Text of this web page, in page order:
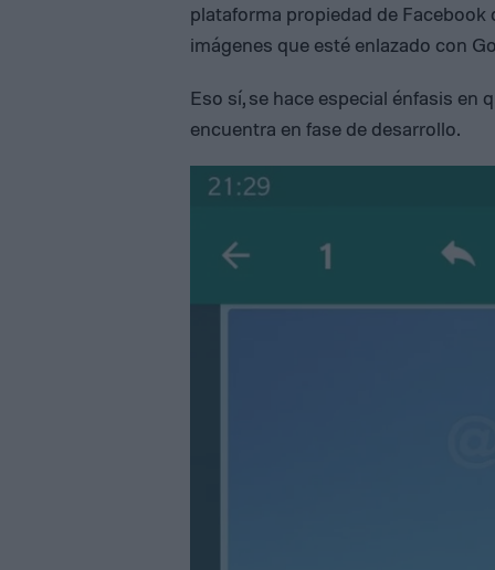
plataforma propiedad de
imágenes que esté enlazado con
Eso sí, se hace especial énfasis en
encuentra en fase de desarrollo.